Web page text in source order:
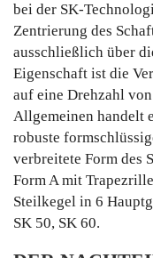
bei der SK-
Zentrierung des
ausschließlich über
Eigenschaft ist die
auf eine Drehzahl
Allgemeinen handelt
robuste
verbreitete Form des
Form A mit
Steilkegel in 6
SK 50, SK 60.